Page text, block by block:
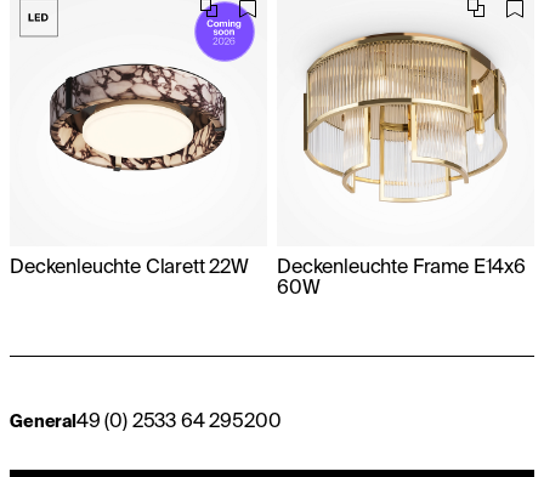
Deckenleuchte Clarett 22W
Deckenleuchte Frame E14x6
60W
General49 (0) 2533 64 295200